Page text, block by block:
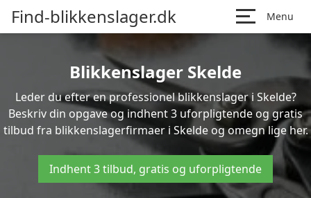
Find-blikkenslager.dk Menu
Blikkenslager Skelde
Leder du efter en professionel blikkenslager i Skelde?
Beskriv din opgave og indhent 3 uforpligtende og gratis
tilbud fra blikkenslagerfirmaer i Skelde og omegn lige her.
Indhent 3 tilbud, gratis og uforpligtende